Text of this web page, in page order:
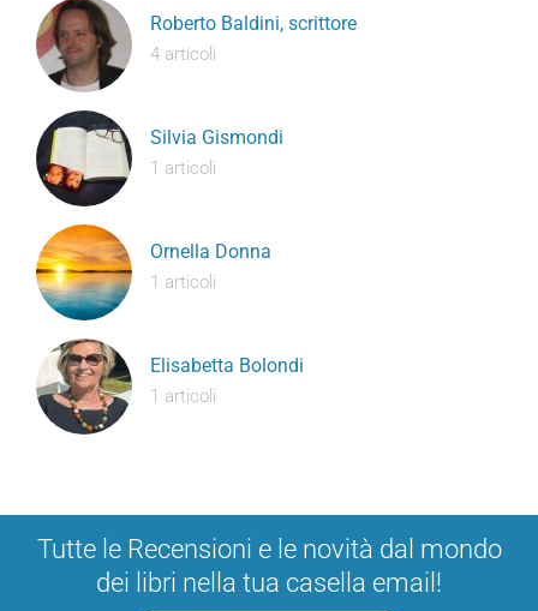
Roberto Baldini, scrittore
4 articoli
Silvia Gismondi
1 articoli
Ornella Donna
1 articoli
Elisabetta Bolondi
1 articoli
Tutte le Recensioni e le novità dal mondo
dei libri nella tua casella email!